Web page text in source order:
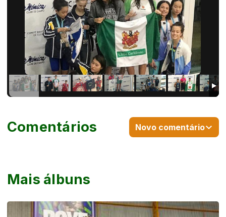
Mais álbuns
Comentários Novo comentário